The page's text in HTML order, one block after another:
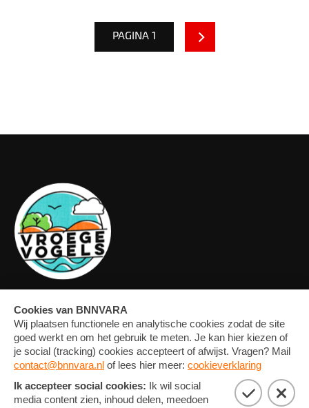
PAGINA 1
OVERZICHT
MEDIA
FOTO'S
CONTACT
PRIVACY EN COOKIE